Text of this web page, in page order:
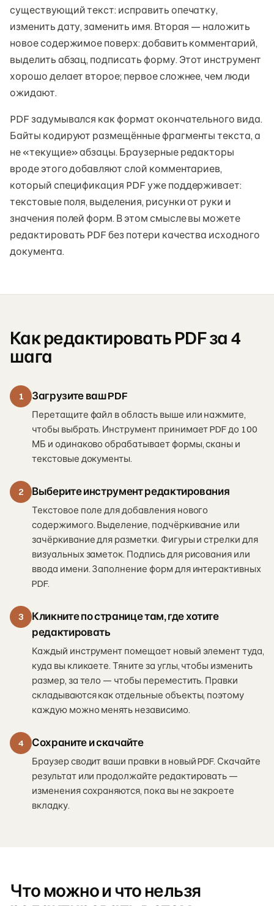
существующий текст: исправить опечатку,
изменить дату, заменить имя. Вторая — наложить
новое содержимое поверх: добавить комментарий,
выделить абзац, подписать форму. Этот инструмент
хорошо делает второе; первое сложнее, чем люди
ожидают.
PDF задумывался как формат окончательного вида.
Байты кодируют размещённые фрагменты текста, а
не «текущие» абзацы. Браузерные редакторы
вроде этого добавляют слой комментариев,
который спецификация PDF уже поддерживает:
текстовые поля, выделения, рисунки от руки и
значения полей форм. В этом смысле вы можете
редактировать PDF без потери качества исходного
документа.
Как редактировать PDF за 4
шага
1 Загрузите ваш PDF
Перетащите файл в область выше или нажмите,
чтобы выбрать. Инструмент принимает PDF до 100
МБ и одинаково обрабатывает формы, сканы и
текстовые документы.
2 Выберите инструмент редактирования
Текстовое поле для добавления нового
содержимого. Выделение, подчёркивание или
зачёркивание для разметки. Фигуры и стрелки для
визуальных заметок. Подпись для рисования или
ввода имени. Заполнение форм для интерактивных
PDF.
3
Кликните по странице там, где хотите
редактировать
Каждый инструмент помещает новый элемент туда,
куда вы кликаете. Тяните за углы, чтобы изменить
размер, за тело — чтобы переместить. Правки
складываются как отдельные объекты, поэтому
каждую можно менять независимо.
4 Сохраните и скачайте
Браузер сводит ваши правки в новый PDF. Скачайте
результат или продолжайте редактировать —
изменения сохраняются, пока вы не закроете
вкладку.
Что можно и что нельзя